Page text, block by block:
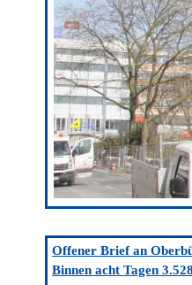
Offener Brief an
Binnen acht Tagen